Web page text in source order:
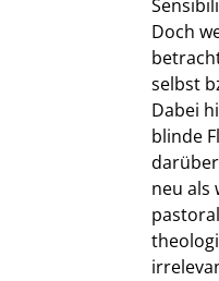
Doch
selbst
Dabei
blinde
neu als